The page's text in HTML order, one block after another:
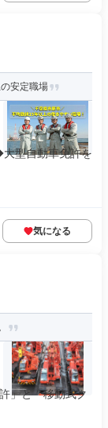
安定職場
型自動車免許を
気になる
」と「移動式ク